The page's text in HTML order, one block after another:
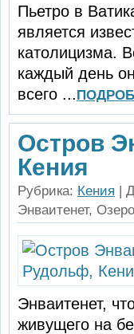
Пьетро в
является
католицизма.
каждый день
всего ...
Остров
Кения
Рубрика: Кения |
Энваитенет,
Энваитенет,
живущего на